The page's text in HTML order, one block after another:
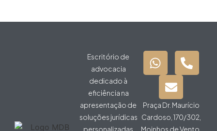
Escritório de
advocacia
dedicado à
eficiência na
apresentação de
soluções jurídicas
personalizadas
Praça Dr. Maurício
Cardoso, 170/302,
Moinhos de Vento,